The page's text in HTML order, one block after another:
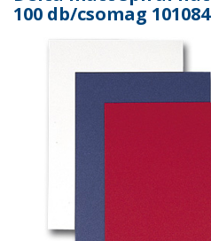
100 db/csomag 101084